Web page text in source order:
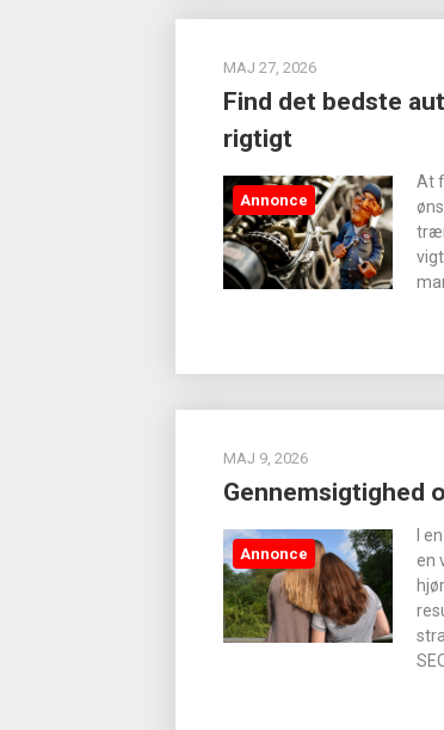
MAJ 27, 2026
Find det bedste
rigtigt
Annonce
At
MAJ 9, 2026
Gennemsigtighed
Annonce
I
en